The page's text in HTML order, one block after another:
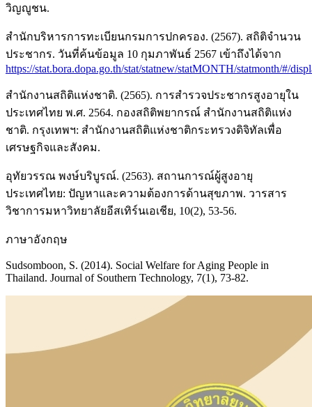
วิญญูชน.
สำนักบริหารการทะเบียนกรมการปกครอง. (2567). สถิติจำนวน
ประชากร. วันที่ค้นข้อมูล 10 กุมภาพันธ์ 2567 เข้าถึงได้จาก
https://stat.bora.dopa.go.th/stat/statnew/statMONTH/statmonth/#/
สำนักงานสถิติแห่งชาติ. (2565). การสำรวจประชากรสูงอายุใน
ประเทศไทย พ.ศ. 2564. กองสถิติพยากรณ์ สำนักงานสถิติแห่ง
ชาติ. กรุงเทพฯ: สำนักงานสถิติแห่งชาติกระทรวงดิจิทัลเพื่อ
เศรษฐกิจและสังคม.
อุทัยวรรณ พงษ์บริบูรณ์. (2563). สถานการณ์ผู้สูงอายุ
ประเทศไทย: ปัญหาและความต้องการด้านสุขภาพ. วารสาร
วิชาการมหาวิทยาลัยอีสเทิร์นเอเชีย, 10(2), 53-56.
ภาษาอังกฤษ
Sudsomboon, S. (2014). Social Welfare for Aging People in
Thailand. Journal of Southern Technology, 7(1), 73-82.